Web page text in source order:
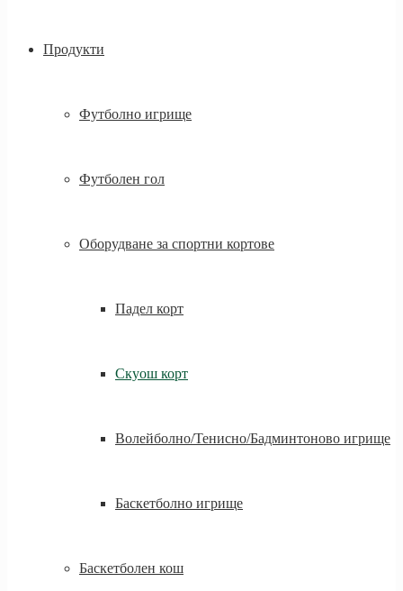
Продукти
Футболно игрище
Футболен гол
Оборудване за спортни кортове
Падел корт
Скуош корт
Волейболно/Тенисно/Бадминтоново игрище
Баскетболно игрище
Баскетболен кош